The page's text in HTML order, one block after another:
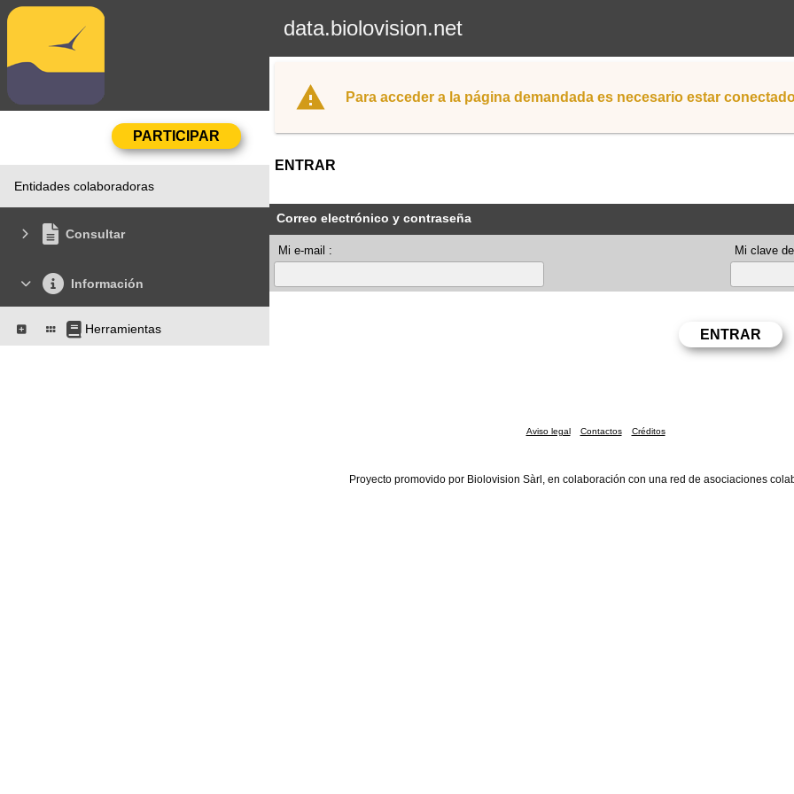
data.biolovision.net
Entidades colaboradoras
Consultar
Información
Herramientas
Para acceder a la página demandada es necesario estar
ENTRAR
Correo electrónico y contraseña
Mi e-mail : Mi clave
Aviso legal Contactos Créditos
Proyecto promovido por Biolovision Sàrl, en colaboración con una red de asociaciones